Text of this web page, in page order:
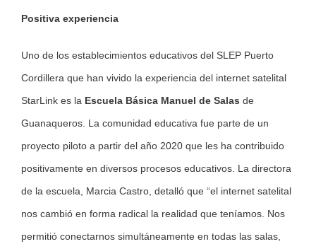
Positiva experiencia
Uno de los establecimientos educativos del SLEP Puerto
Cordillera que han vivido la experiencia del internet satelital
StarLink es la Escuela Básica Manuel de Salas de
Guanaqueros. La comunidad educativa fue parte de un
proyecto piloto a partir del año 2020 que les ha contribuido
positivamente en diversos procesos educativos. La directora
de la escuela, Marcia Castro, detalló que “el internet satelital
nos cambió en forma radical la realidad que teníamos. Nos
permitió conectarnos simultáneamente en todas las salas,